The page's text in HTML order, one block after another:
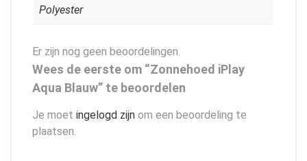
Polyester
Er zijn nog geen beoordelingen.
Wees de eerste om “Zonnehoed iPlay
Aqua Blauw” te beoordelen
Je moet ingelogd zijn om een beoordeling te
plaatsen.